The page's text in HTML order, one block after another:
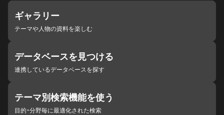
ギャラリー
テーマや人物の資料を楽しむ
データベースを見つける
連携しているデータベースを探す
テーマ別検索機能を使う
目的・分野毎に最適化された検索